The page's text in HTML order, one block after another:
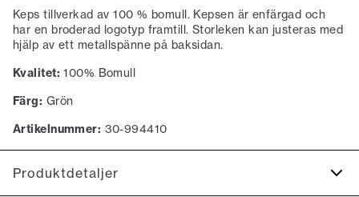
Keps tillverkad av 100 % bomull. Kepsen är enfärgad och
har en broderad logotyp framtill. Storleken kan justeras med
hjälp av ett metallspänne på baksidan.
Kvalitet: 100% Bomull
Färg: Grön
Artikelnummer: 30-994410
Produktdetaljer